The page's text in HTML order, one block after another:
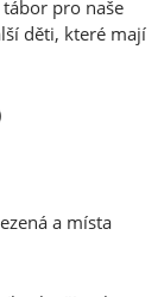
pro naše
děti, které mají
a místa